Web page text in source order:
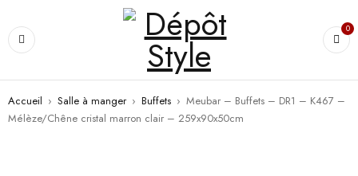
0
Accueil › Salle à manger › Buffets › Meubar – Buffets – DR1 – K467 –
Mélèze/Chêne cristal marron clair – 259x90x50cm